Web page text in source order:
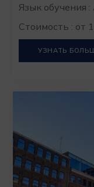
Язык обучения
Стоимость : от
УЗНАТЬ